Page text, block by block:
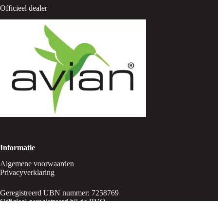
Officieel dealer
Informatie
Algemene voorwaarden
Privacyverklaring
Geregistreerd UBN nummer: 7258769
Officieel geregistreerd bij de RVO